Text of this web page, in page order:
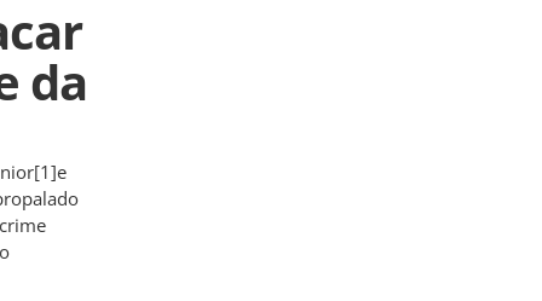
da